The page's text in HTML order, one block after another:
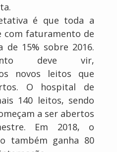
é que toda a
com faturamento de
de 15% sobre 2016.
deve vir,
novos leitos que
O hospital de
140 leitos, sendo
a ser abertos
Em 2018, o
também ganha 80